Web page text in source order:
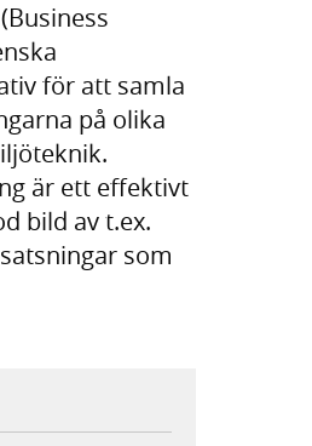
för att samla
på olika
är ett effektivt
bild av t.ex.
som